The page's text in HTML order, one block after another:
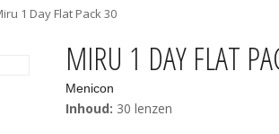
1 Day Flat Pack 30
MIRU 1 DAY FLAT
Menicon
Inhoud: 30 lenzen